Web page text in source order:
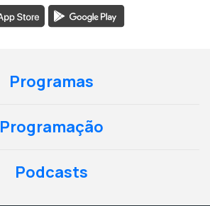
Programas
Programação
Podcasts